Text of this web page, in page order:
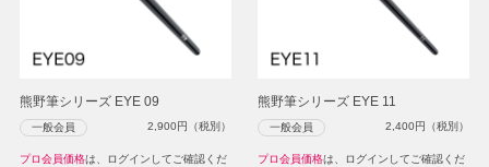
熊野筆シリーズ EYE 09
一般会員 2,900円（税別）
プロ会員価格は、ログインしてご確認くだ
熊野筆シリーズ EYE 11
一般会員 2,400円（税別）
プロ会員価格は、ログインしてご確認くだ